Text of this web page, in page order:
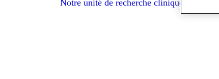
Notre unité de recherche clinique (PCRU)